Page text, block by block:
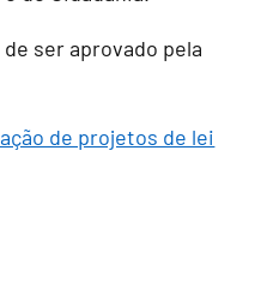
ser aprovado pela
de projetos de lei